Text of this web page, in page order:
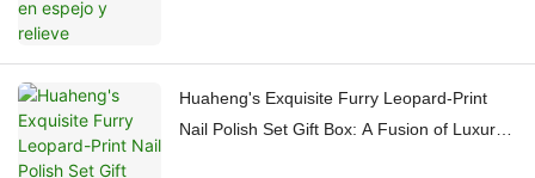
Huaheng's Exquisite Furry Leopard-Print
Nail Polish Set Gift Box: A Fusion of Luxury